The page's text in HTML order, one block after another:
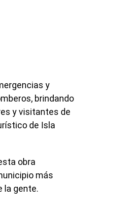
y
brindando
y visitantes de
de Isla
obra
más
la gente.